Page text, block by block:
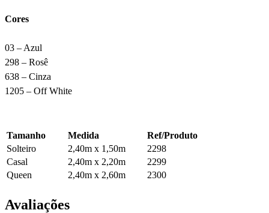
Cores
03 – Azul
298 – Rosê
638 – Cinza
1205 – Off White
Tamanho Medida
Ref/Produto
Solteiro
2,40m x 1,50m
2298
Casal
2,40m x 2,20m
2299
Queen
2,40m x 2,60m 2300
Avaliações